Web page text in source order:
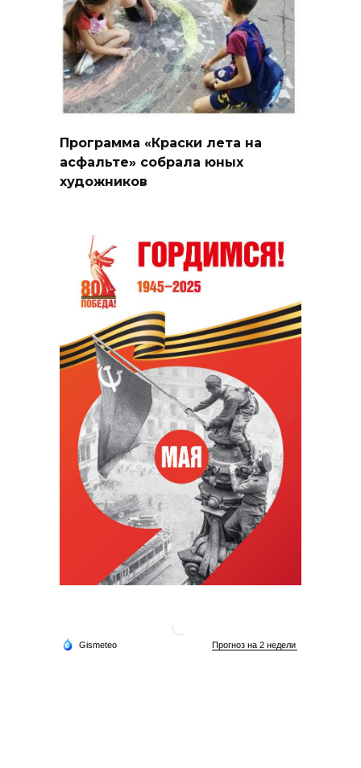
Программа «Краски лета на
асфальте» собрала юных
художников